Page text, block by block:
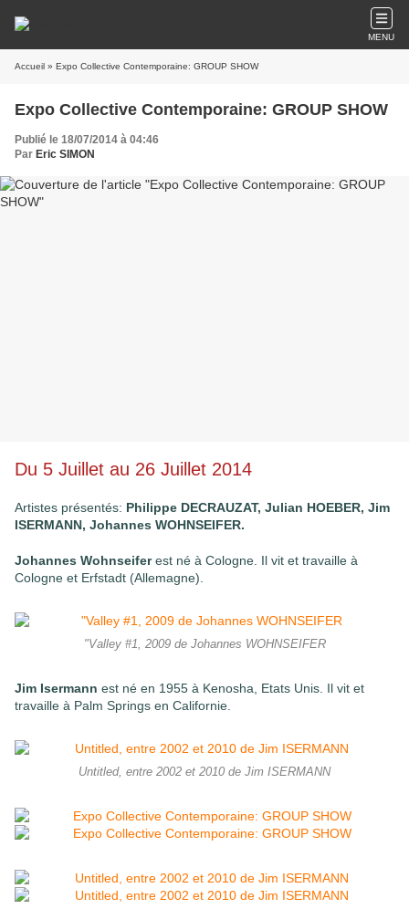
MENU
Accueil » Expo Collective Contemporaine: GROUP SHOW
Expo Collective Contemporaine: GROUP SHOW
Publié le 18/07/2014 à 04:46
Par Eric SIMON
Du 5 Juillet au 26 Juillet 2014
Artistes présentés: Philippe DECRAUZAT, Julian HOEBER, Jim
ISERMANN, Johannes WOHNSEIFER.
Johannes Wohnseiferest né à Cologne. Il vit et travaille à
Cologne et Erfstadt (Allemagne).
"Valley #1, 2009 de Johannes WOHNSEIFER
Jim Isermann est né en 1955 à Kenosha, Etats Unis. Il vit et
travaille à Palm Springs en Californie.
Untitled, entre 2002 et 2010 de Jim ISERMANN